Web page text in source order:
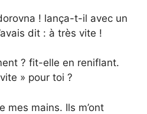
! lança-t-il avec un
dit : à très vite !
? fit-elle en reniflant.
» pour toi ?
mes mains. Ils m’ont